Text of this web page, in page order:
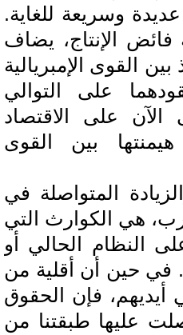
وسريعة للغاية.
فائض الإنتاج، يضاف
القوى الإمبريالية
على التوالي
الآن على الاقتصاد
بين القوى
المتواصلة في
هي الكوارث التي
النظام الحالي أو
في حين أن أقلية من
فإن الحقوق
عليها طبقتنا من